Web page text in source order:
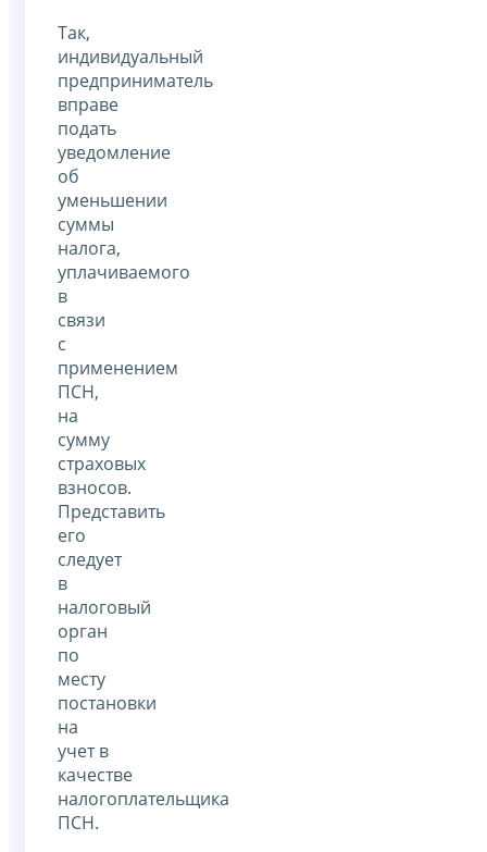
Так,
индивидуальный
предприниматель
вправе
подать
уведомление
об
уменьшении
суммы
налога,
уплачиваемого
в
связи
с
применением
ПСН,
на
сумму
страховых
взносов.
Представить
его
следует
в
налоговый
орган
по
месту
постановки
на
учет в
качестве
налогоплательщика
ПСН.